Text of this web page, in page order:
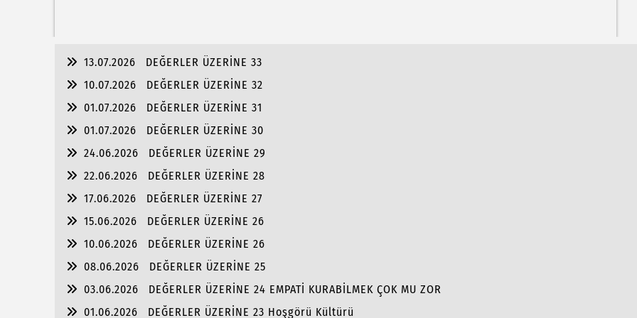
13.07.2026
DEĞERLER ÜZERİNE 33
10.07.2026
DEĞERLER ÜZERİNE 32
01.07.2026
DEĞERLER ÜZERİNE 31
01.07.2026
DEĞERLER ÜZERİNE 30
24.06.2026
DEĞERLER ÜZERİNE 29
22.06.2026
DEĞERLER ÜZERİNE 28
17.06.2026
DEĞERLER ÜZERİNE 27
15.06.2026
DEĞERLER ÜZERİNE 26
10.06.2026
DEĞERLER ÜZERİNE 26
08.06.2026
DEĞERLER ÜZERİNE 25
03.06.2026
DEĞERLER ÜZERİNE 24 EMPATİ KURABİLMEK ÇOK MU ZOR
01.06.2026
DEĞERLER ÜZERİNE 23 Hoşgörü Kültürü